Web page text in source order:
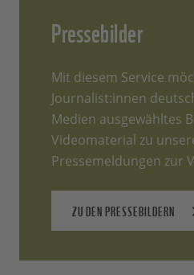
Pressebilder
Mit diesem Service
Journalist:innen
Medien ausgewähltes
Videomaterial zu
Pressemeldungen zur
ZU DEN PRESSEBILDERN